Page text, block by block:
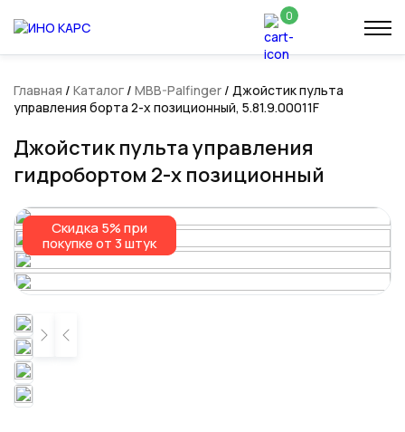
0
Главная / Каталог / MBB-Palfinger / Джойстик пульта
управления борта 2-х позиционный, 5.81.9.00011F
Джойстик пульта управления
гидробортом 2-х позиционный
Скидка 5% при
покупке от 3 штук
Скидка 5% при
покупке от 3 штук